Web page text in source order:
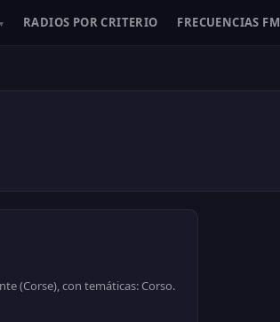
▾ RADIOS POR CRITERIO FRECUENCIAS FM
(Corse), con temáticas: Corso.